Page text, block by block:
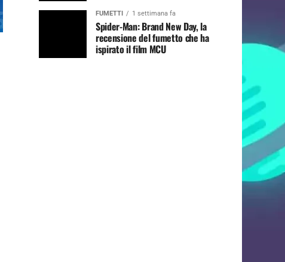
FUMETTI 1 settimana fa
Spider-Man: Brand New Day, la
recensione del fumetto che ha
ispirato il film MCU